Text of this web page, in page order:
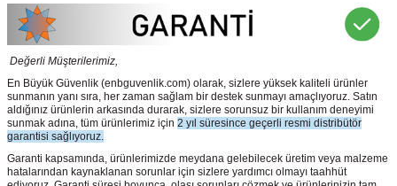
Değerli Müşterilerimiz,
En Büyük Güvenlik (enbguvenlik.com) olarak, sizlere yüksek kaliteli ürünler
sunmanın yanı sıra, her zaman sağlam bir destek sunmayı amaçlıyoruz. Satın
aldığınız ürünlerin arkasında durarak, sizlere sorunsuz bir kullanım deneyimi
sunmak adına, tüm ürünlerimiz için 2 yıl süresince geçerli resmi distribütör
garantisi sağlıyoruz.
Garanti kapsamında, ürünlerimizde meydana gelebilecek üretim veya malzeme
hatalarından kaynaklanan sorunlar için sizlere yardımcı olmayı taahhüt